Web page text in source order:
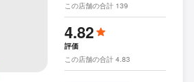
この店舗の合計 139
4.82
評価
この店舗の合計 4.83